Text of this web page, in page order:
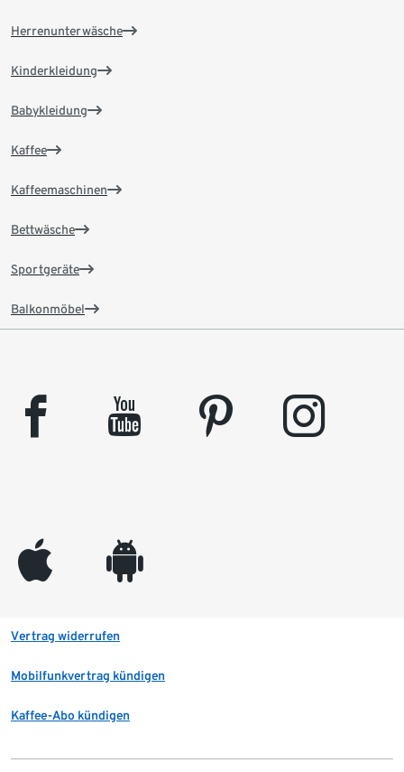
Herrenunterwäsche
Kinderkleidung
Babykleidung
Kaffee
Kaffeemaschinen
Bettwäsche
Sportgeräte
Balkonmöbel
facebook youtube pinterest instagram
appleinc android
Vertrag widerrufen
Mobilfunkvertrag kündigen
Kaffee-Abo kündigen